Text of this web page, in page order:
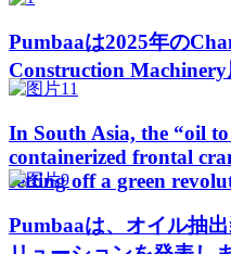
Pumbaaは2025年の
Construction
In South Asia, the “oil
containerized frontal
setting off a green
Pumbaaは、オイル抽